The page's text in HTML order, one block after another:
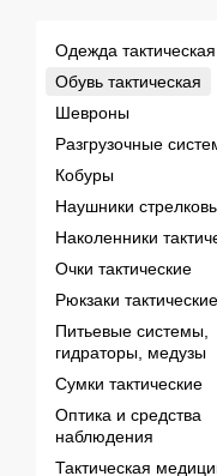
Одежда тактическая
Обувь тактическая
Шевроны
Разгрузочные
Кобуры
Наушники
Наколенники
Очки тактические
Рюкзаки тактические
Питьевые системы,
гидраторы, медузы
Сумки тактические
Оптика и средства
наблюдения
Тактическая